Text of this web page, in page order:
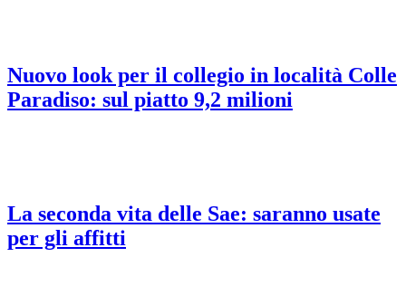
Nuovo look per il collegio in località Colle
Paradiso: sul piatto 9,2 milioni
La seconda vita delle Sae: saranno usate
per gli affitti